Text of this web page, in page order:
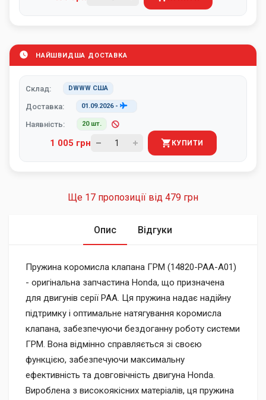
НАЙШВИДША ДОСТАВКА
Склад: DWWW США
Доставка: 01.09.2026-
Наявність: 20 шт.
1 005 грн КУПИТИ
Ще 17 пропозиції від 479 грн
Опис Відгуки
Пружина коромисла клапана ГРМ (14820-PAA-A01)
- оригінальна запчастина Honda, що призначена
для двигунів серії PAA. Ця пружина надає надійну
підтримку і оптимальне натягування коромисла
клапана, забезпечуючи бездоганну роботу системи
ГРМ. Вона відмінно справляється зі своєю
функцією, забезпечуючи максимальну
ефективність та довговічність двигуна Honda.
Вироблена з високоякісних матеріалів, ця пружина